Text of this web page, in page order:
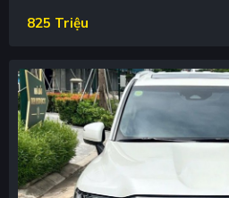
825 Triệu